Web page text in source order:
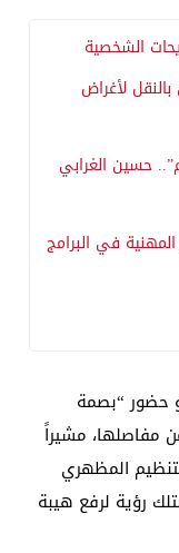
الشخصية
لأغراض
حسين الغرابي
في البرامج
حضور “بصمة
مفاصلها، مشيراً
المظهري
رؤية لرفع هيبة